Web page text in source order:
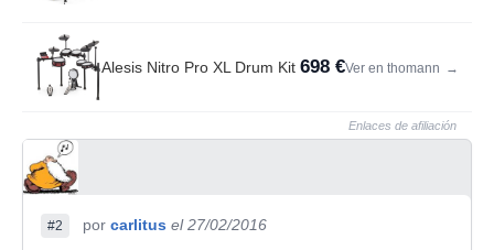
Alesis Nitro Pro XL Drum Kit 698 €Ver en thomann →
Enlaces de afiliación
#2 por carlitus el 27/02/2016